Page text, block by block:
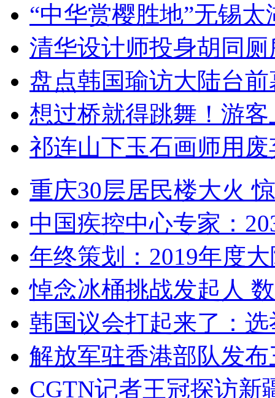
“中华赏樱胜地”无锡
清华设计师投身胡同
盘点韩国瑜访大陆台
想过桥就得跳舞！游客
祁连山下玉石画师用
重庆30层居民楼大火
中国疾控中心专家：
年终策划：2019年度
悼念冰桶挑战发起人
韩国议会打起来了：
解放军驻香港部队发
CGTN记者王冠探访新